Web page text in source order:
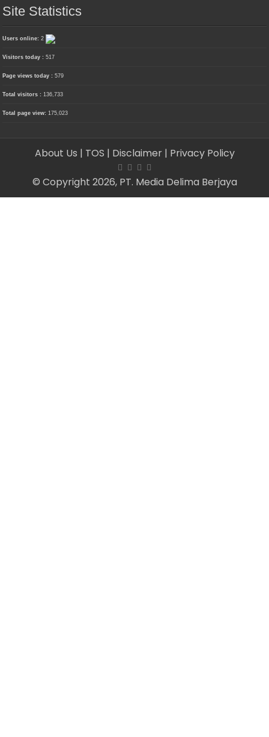
Site Statistics
Users online:2
Visitors today :517
Page views today :579
Total visitors :136,733
Total page view:175,023
About Us | TOS | Disclaimer | Privacy Policy
© Copyright 2026, PT. Media Delima Berjaya